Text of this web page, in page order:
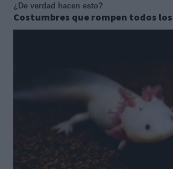
¿De verdad hacen esto?
Costumbres que rompen todos